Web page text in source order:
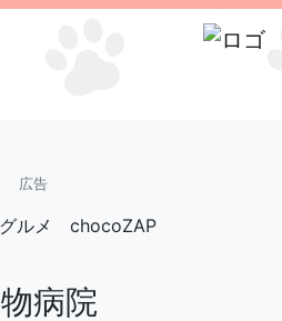
広告
ルメ chocoZAP
病院